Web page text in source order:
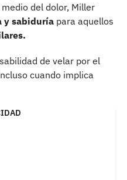
medio del dolor, Miller
y sabiduría para aquellos
de velar por el
cuando implica